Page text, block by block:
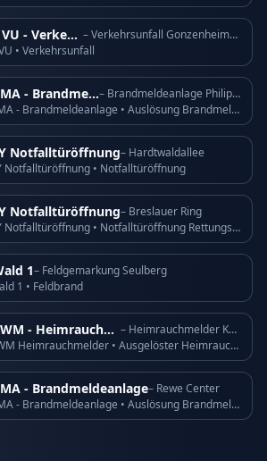
H1 VU - Verkehrsunfall
– Verkehrsunfall Gonzenheimer Landstraße
• Verkehrsunfall
F BMA - Brandmeldeanlage
– Brandmeldeanlage Philipp-Reis-Schule
F BMA - Brandmeldeanlage • Auslösung Brandmeldeanlage
Notfalltüröffnung– Hardtwaldallee
Notfalltüröffnung • Notfalltüröffnung
Notfalltüröffnung– Breslauer Ring
H1Y Notfalltüröffnung • Notfalltüröffnung Rettungsdienst
1– Feldgemarkung Seulberg
1 • Feldbrand
F RWM - Heimrauchmelder
– Heimrauchmelder Köppern
F RWM Heimrauchmelder • Ausgelöster Heimrauchmelder
- Brandmeldeanlage– Rewe Center
F BMA - Brandmeldeanlage • Auslösung Brandmeldeanlage